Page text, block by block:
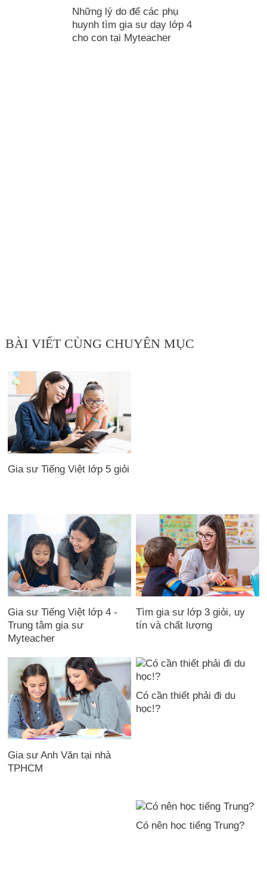
Những lý do để các phụ
huynh tìm gia sư dạy lớp 4
cho con tại Myteacher
BÀI VIẾT CÙNG CHUYÊN MỤC
Gia sư Tiếng Việt lớp 5 giỏi
Gia sư Tiếng Việt lớp 4 -
Trung tâm gia sư
Myteacher
Tìm gia sư lớp 3 giỏi, uy
tín và chất lượng
Gia sư Anh Văn tại nhà
TPHCM
Có cần thiết phải đi du
học!?
Có nên học tiếng Trung?